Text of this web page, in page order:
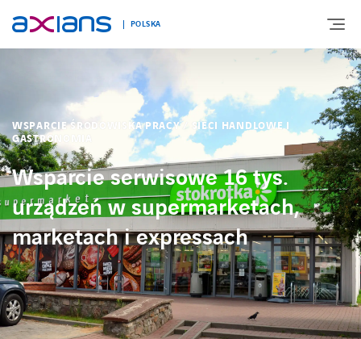
POLSKA
O NAS
OFERTA
TECHNOLOGIE
ROZWIĄZANIA BRANŻOWE
REALIZACJE
WSPARCIE ŚRODOWISKA PRACY / SIECI HANDLOWE I
GASTRONOMIA
Wsparcie serwisowe 16 tys.
urządzeń w supermarketach,
marketach i expressach